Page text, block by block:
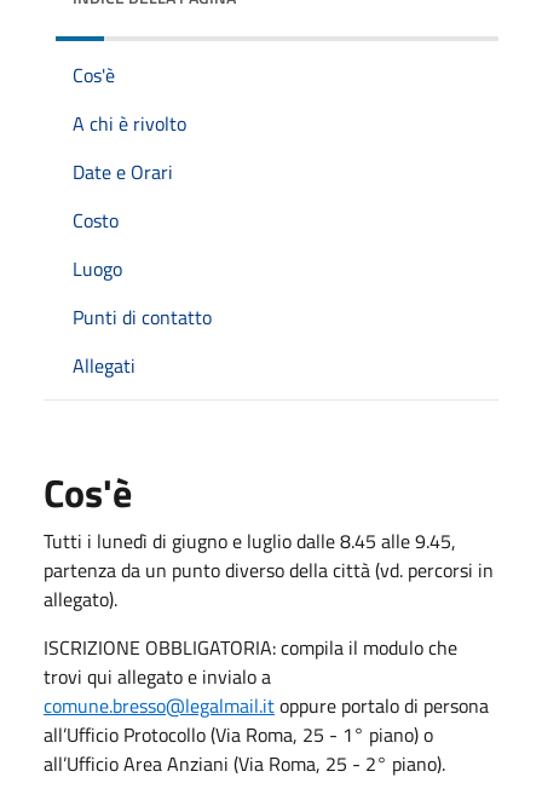
Cos'è
A chi è rivolto
Date e Orari
Costo
Luogo
Punti di contatto
Allegati
Cos'è
Tutti i lunedì di giugno e luglio dalle 8.45 alle 9.45,
partenza da un punto diverso della città (vd. percorsi in
allegato).
ISCRIZIONE OBBLIGATORIA: compila il modulo che
trovi qui allegato e invialo a
comune.bresso@legalmail.itoppure portalo di persona
all’Ufficio Protocollo (Via Roma, 25 - 1° piano) o
all’Ufficio Area Anziani (Via Roma, 25 - 2° piano).